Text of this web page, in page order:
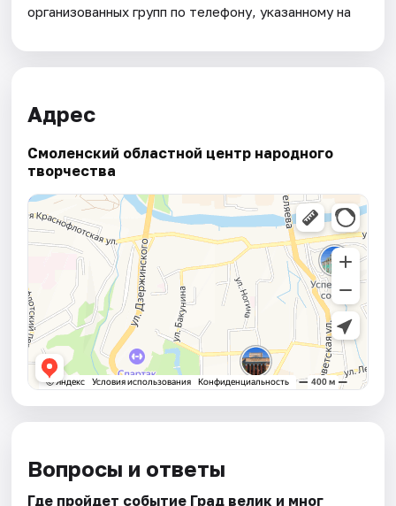
организованных групп по телефону, указанному на
Адрес
Смоленский областной центр народного
творчества
Вопросы и ответы
Где пройдет событие Град велик и мног